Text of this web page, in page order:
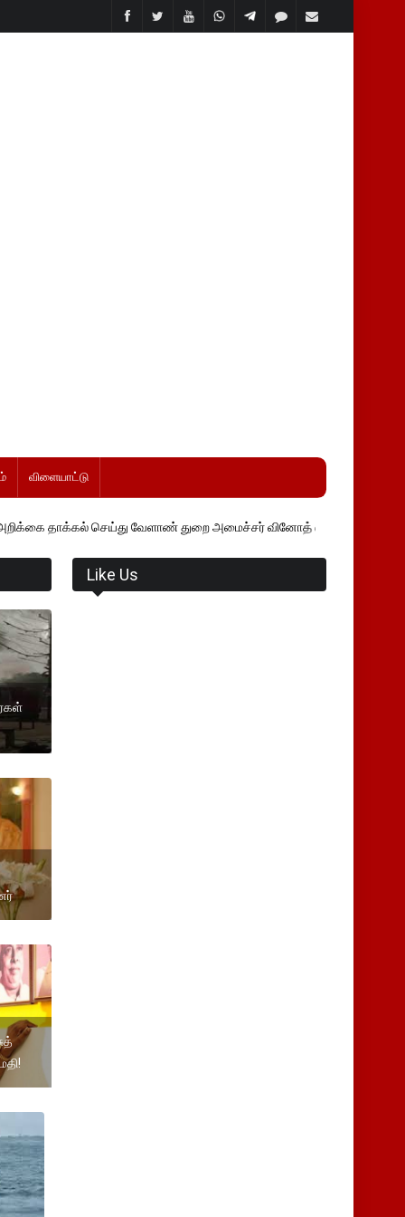
விளையாட்டு
செய்து வேளாண் துறை அமைச்சர் வினோத் வாசித்து வருகிறார். �.
Like Us